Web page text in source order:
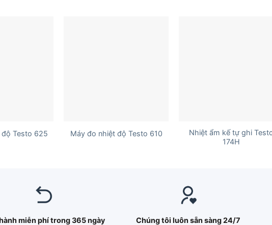
Testo 625 Máy đo nhiệt độ Testo 610
Nhiệt ẩm kế tự ghi
174H
miễn phí trong 365 ngày Chúng tôi luôn sẵn sàng 24/7